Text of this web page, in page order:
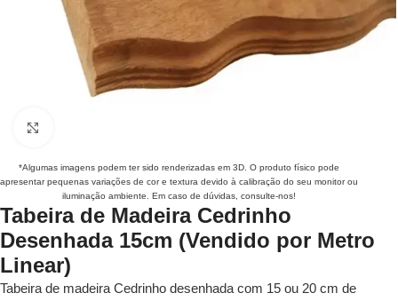
*Algumas imagens podem ter sido renderizadas em 3D. O produto físico pode
apresentar pequenas variações de cor e textura devido à calibração do seu monitor ou
iluminação ambiente. Em caso de dúvidas, consulte-nos!
Tabeira de Madeira Cedrinho
Desenhada 15cm (Vendido por Metro
Linear)
Tabeira de madeira Cedrinho desenhada com 15 ou 20 cm de